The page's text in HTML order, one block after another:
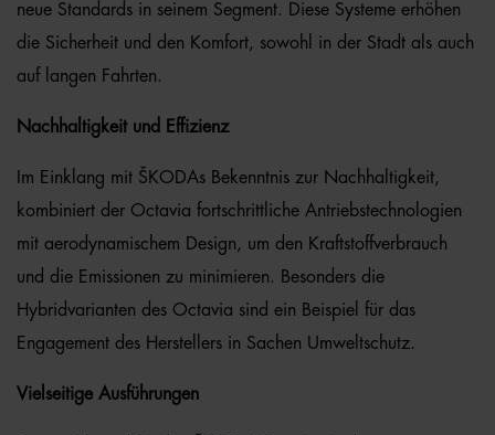
neue Standards in seinem Segment. Diese Systeme erhöhen
die Sicherheit und den Komfort, sowohl in der Stadt als auch
auf langen Fahrten.
Nachhaltigkeit und Effizienz
Im Einklang mit ŠKODAs Bekenntnis zur Nachhaltigkeit,
kombiniert der Octavia fortschrittliche Antriebstechnologien
mit aerodynamischem Design, um den Kraftstoffverbrauch
und die Emissionen zu minimieren. Besonders die
Hybridvarianten des Octavia sind ein Beispiel für das
Engagement des Herstellers in Sachen Umweltschutz.
Vielseitige Ausführungen